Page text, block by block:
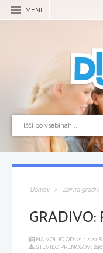
MENI
Domov Zbirka gradiv
GRADIVO:
NA VOLJO OD: 21.12.2018
ŠTEVILO PRENOSOV: